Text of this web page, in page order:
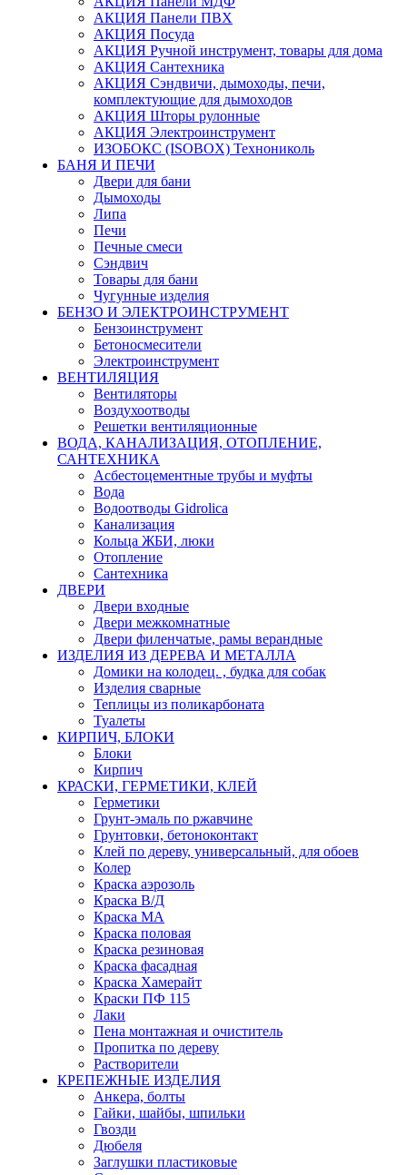
АКЦИЯ Панели ПВХ
АКЦИЯ Посуда
АКЦИЯ Ручной инструмент, товары для дома
АКЦИЯ Сантехника
АКЦИЯ Сэндвичи, дымоходы, печи,
комплектующие для дымоходов
АКЦИЯ Шторы рулонные
АКЦИЯ Электроинструмент
ИЗОБОКС (ISOBOX) Технониколь
БАНЯ И ПЕЧИ
Двери для бани
Дымоходы
Липа
Печи
Печные смеси
Сэндвич
Товары для бани
Чугунные изделия
БЕНЗО И ЭЛЕКТРОИНСТРУМЕНТ
Бензоинструмент
Бетоносмесители
Электроинструмент
ВЕНТИЛЯЦИЯ
Вентиляторы
Воздухоотводы
Решетки вентиляционные
ВОДА, КАНАЛИЗАЦИЯ, ОТОПЛЕНИЕ,
САНТЕХНИКА
Асбестоцементные трубы и муфты
Вода
Водоотводы Gidrolica
Канализация
Кольца ЖБИ, люки
Отопление
Сантехника
ДВЕРИ
Двери входные
Двери межкомнатные
Двери филенчатые, рамы верандные
ИЗДЕЛИЯ ИЗ ДЕРЕВА И МЕТАЛЛА
Домики на колодец. , будка для собак
Изделия сварные
Теплицы из поликарбоната
Туалеты
КИРПИЧ, БЛОКИ
Блоки
Кирпич
КРАСКИ, ГЕРМЕТИКИ, КЛЕЙ
Герметики
Грунт-эмаль по ржавчине
Грунтовки, бетоноконтакт
Клей по дереву, универсальный, для обоев
Колер
Краска аэрозоль
Краска В/Д
Краска МА
Краска половая
Краска резиновая
Краска фасадная
Краска Хамерайт
Краски ПФ 115
Лаки
Пена монтажная и очиститель
Пропитка по дереву
Растворители
КРЕПЕЖНЫЕ ИЗДЕЛИЯ
Анкера, болты
Гайки, шайбы, шпильки
Гвозди
Дюбеля
Заглушки пластиковые